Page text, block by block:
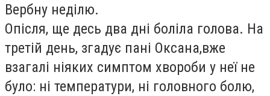
Вербну неділю.
Опісля, ще десь два дні боліла голова. На
третій день, згадує пані Оксана,вже
взагалі ніяких симптом хвороби у неї не
було: ні температури, ні головного болю,